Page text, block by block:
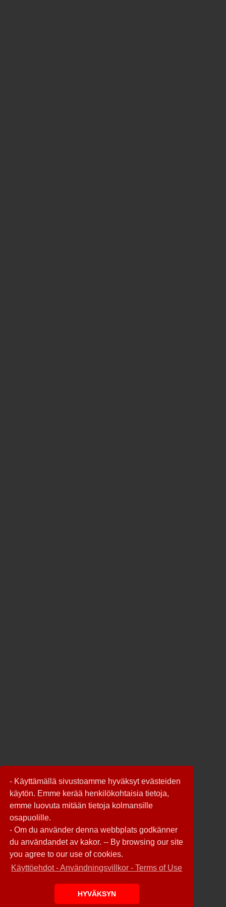
- Käyttämällä sivustoamme hyväksyt evästeiden
käytön. Emme kerää henkilökohtaisia tietoja,
emme luovuta mitään tietoja kolmansille
osapuolille.
- Om du använder denna webbplats godkänner
du användandet av kakor. -- By browsing our site
you agree to our use of cookies.
Käyttöehdot - Användningsvillkor - Terms of Use
HYVÄKSYN